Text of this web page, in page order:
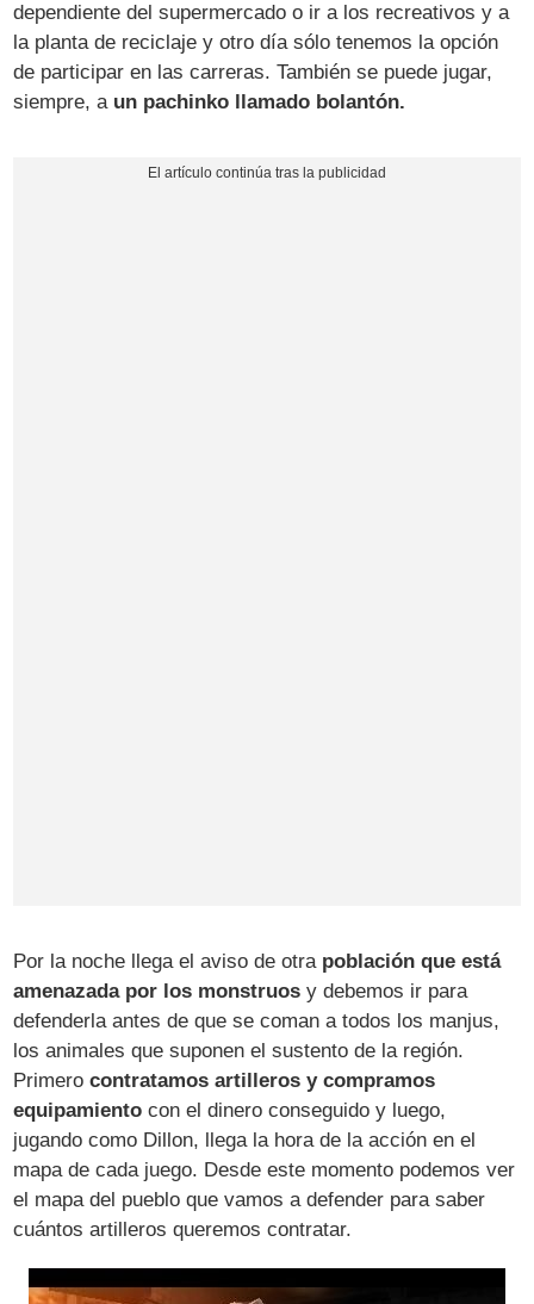
dependiente del supermercado o ir a los recreativos y a
la planta de reciclaje y otro día sólo tenemos la opción
de participar en las carreras. También se puede jugar,
siempre, a un pachinko llamado bolantón.
Por la noche llega el aviso de otra población que está
amenazada por los monstruosy debemos ir para
defenderla antes de que se coman a todos los manjus,
los animales que suponen el sustento de la región.
Primerocontratamos artilleros y compramos
equipamiento con el dinero conseguido y luego,
jugando como Dillon, llega la hora de la acción en el
mapa de cada juego. Desde este momento podemos ver
el mapa del pueblo que vamos a defender para saber
cuántos artilleros queremos contratar.